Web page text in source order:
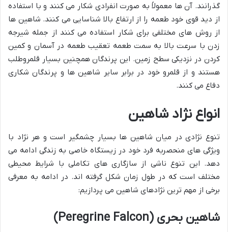
گذرانند. آن ها معمولاً به صورت انفرادی شکار می کنند و با استفاده
از دید قوی خود طعمه را از ارتفاع بالا شناسایی می کنند. شاهین ها
از روش های مختلفی برای شکار استفاده می کنند از جمله شیرجه
زدن با سرعت بالا به سمت طعمه تعقیب طعمه در آسمان و کمین
کردن در نزدیکی سطح زمین. این پرندگان همچنین بسیار قلمروطلب
هستند و از قلمرو خود در برابر سایر شاهین ها و پرندگان شکاری
دفاع می کنند.
انواع نژاد شاهین
تنوع نژادی در میان شاهین ها بسیار چشمگیر است و هر نژاد با
ویژگی های منحصربه فرد خود در زیستگاه خاصی به زندگی ادامه می
دهد. این تنوع ناشی از سازگاری های تکاملی با شرایط محیطی
مختلف است که در طول زمان شکل گرفته اند. در ادامه به معرفی
برخی از مهم ترین نژادهای شاهین می پردازیم:
شاهین بحری (Peregrine Falcon)